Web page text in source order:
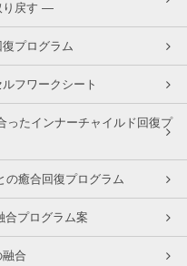
り戻す ―
プログラム
フワークシート
ったインナーチャイルド回復プ
癒合回復プログラム
合プログラム案
合